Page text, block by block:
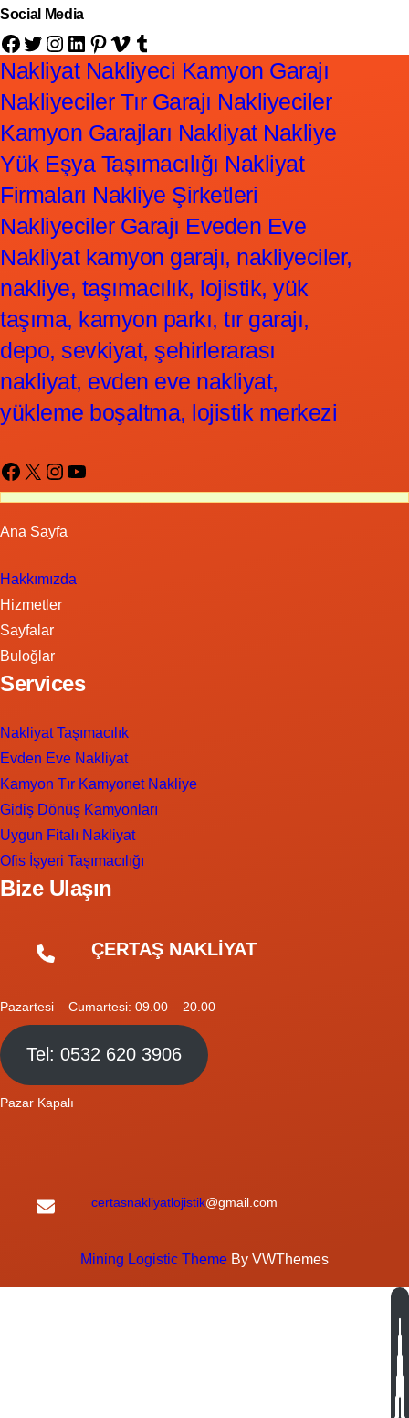
Social Media
Facebook Twitter Instagram LinkedIn Pinterest Vimeo Tumblr
Nakliyat Nakliyeci Kamyon Garajı
Nakliyeciler Tır Garajı Nakliyeciler
Kamyon Garajları Nakliyat Nakliye
Yük Eşya Taşımacılığı Nakliyat
Firmaları Nakliye Şirketleri
Nakliyeciler Garajı Eveden Eve
Nakliyat kamyon garajı, nakliyeciler,
nakliye, taşımacılık, lojistik, yük
taşıma, kamyon parkı, tır garajı,
depo, sevkiyat, şehirlerarası
nakliyat, evden eve nakliyat,
yükleme boşaltma, lojistik merkezi
Facebook X Instagram YouTube
Ana Sayfa
Hakkımızda
Hizmetler
Sayfalar
Buloğlar
Services
Nakliyat Taşımacılık
Evden Eve Nakliyat
Kamyon Tır Kamyonet Nakliye
Gidiş Dönüş Kamyonları
Uygun Fitalı Nakliyat
Ofis İşyeri Taşımacılığı
Bize Ulaşın
ÇERTAŞ NAKLİYAT
Pazartesi – Cumartesi: 09.00 – 20.00
Tel: 0532 620 3906
Pazar Kapalı
certasnakliyatlojistik@gmail.com
Mining Logistic Theme By VWThemes